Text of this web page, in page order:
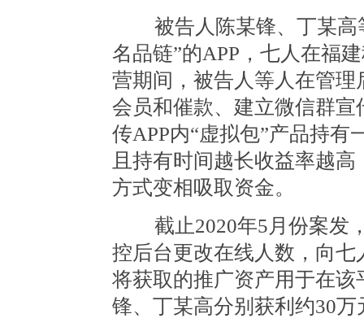
被告人陈某锋、丁某高
名品链”的APP，七人在福
营期间，被告人等人在管
会员和催款、建立微信群
传APP内“虚拟包”产品持
且持有时间越长收益率越
方式变相吸取资金。
截止2020年5月份案发，
控后台更改在线人数，向
将获取的推广资产用于在该
锋、丁某高分别获利约30万